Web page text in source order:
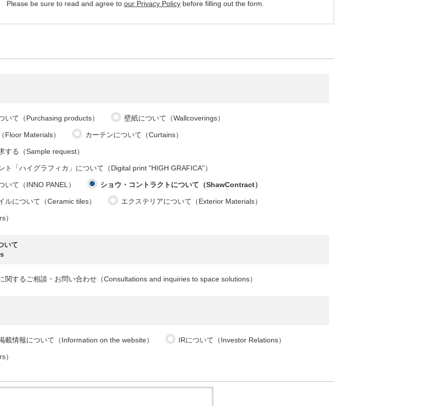
Please be sure to read and agree to our Privacy Policybefore filling out the form.
いて（Purchasing products） 壁紙について（Wallcoverings）
Floor Materials） カーテンについて（Curtains）
する（Sample request）
ト「ハイグラフィカ」について（Digital print "HIGH GRAFICA"）
いて（INNO PANEL ） ショウ・コントラクトについて（ShawContract）
ルについて（Ceramic tiles） エクステリアについて（Exterior Materials）
）
いて
関するご相談・お問い合わせ（Consultations and inquiries to space solutions）
載情報について（Information on the website） IRについて（Investor Relations）
）